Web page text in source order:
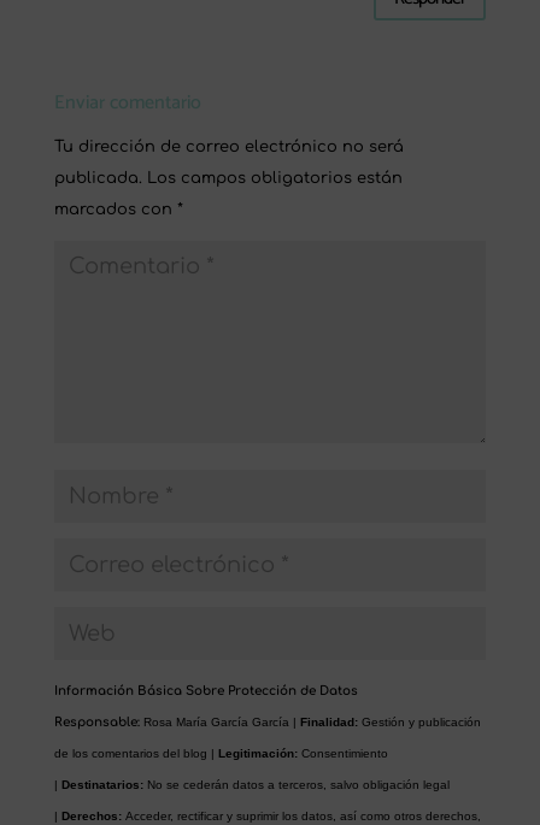
Enviar comentario
Tu dirección de correo electrónico no será
publicada. Los campos obligatorios están
marcados con *
Información Básica Sobre Protección de Datos
Responsable: Rosa María García García | Finalidad: Gestión y publicación
de los comentarios del blog | Legitimación: Consentimiento
| Destinatarios: No se cederán datos a terceros, salvo obligación legal
| Derechos: Acceder, rectificar y suprimir los datos, así como otros derechos,